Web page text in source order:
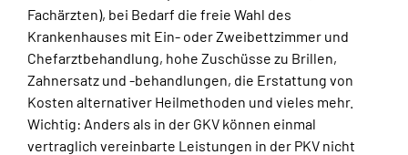
Fachärzten), bei Bedarf die freie Wahl des
Krankenhauses mit Ein- oder Zweibettzimmer und
Chefarztbehandlung, hohe Zuschüsse zu Brillen,
Zahnersatz und -behandlungen, die Erstattung von
Kosten alternativer Heilmethoden und vieles mehr.
Wichtig: Anders als in der GKV können einmal
vertraglich vereinbarte Leistungen in der PKV nicht